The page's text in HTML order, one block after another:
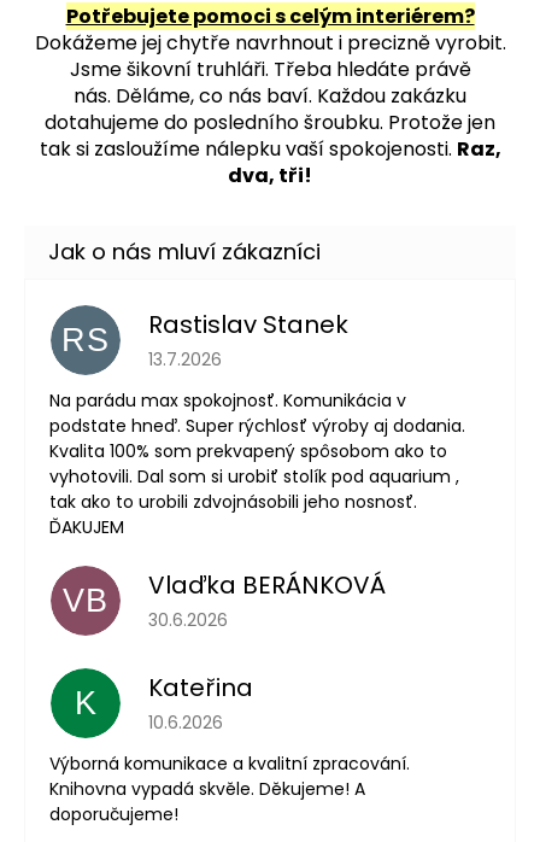
Potřebujete pomoci s celým interiérem?
Dokážeme jej chytře navrhnout i precizně vyrobit.
Jsme šikovní truhláři. Třeba hledáte právě
nás. Děláme, co nás baví. Každou zakázku
dotahujeme do posledního šroubku. Protože jen
tak si zasloužíme nálepku vaší spokojenosti. Raz,
dva, tři!
RS Rastislav Stanek
Hodnocení obchodu je 5 z 5 hvězdiček.
13.7.2026
Na parádu max spokojnosť. Komunikácia v
podstate hneď. Super rýchlosť výroby aj dodania.
Kvalita 100% som prekvapený spôsobom ako to
vyhotovili. Dal som si urobiť stolík pod aquarium ,
tak ako to urobili zdvojnásobili jeho nosnosť.
ĎAKUJEM
VB Vlaďka BERÁNKOVÁ
Hodnocení obchodu je 5 z 5 hvězdiček.
30.6.2026
K Kateřina
Hodnocení obchodu je 5 z 5 hvězdiček.
10.6.2026
Výborná komunikace a kvalitní zpracování.
Knihovna vypadá skvěle. Děkujeme! A
doporučujeme!